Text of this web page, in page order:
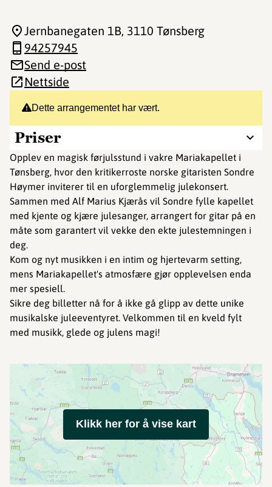
Dette arrangementet har vært.
Priser
Opplev en magisk førjulsstund i vakre Mariakapellet i
Tønsberg, hvor den kritikerroste norske gitaristen Sondre
Høymer inviterer til en uforglemmelig julekonsert.
Sammen med Alf Marius Kjærås vil Sondre fylle kapellet
med kjente og kjære julesanger, arrangert for gitar på en
måte som garantert vil vekke den ekte julestemningen i
deg.
Kom og nyt musikken i en intim og hjertevarm setting,
mens Mariakapellet's atmosfære gjør opplevelsen enda
mer spesiell.
Sikre deg billetter nå for å ikke gå glipp av dette unike
musikalske juleeventyret. Velkommen til en kveld fylt
med musikk, glede og julens magi!
Jernbanegaten 1B, 3110 Tønsberg
94257945
Send e-post
Nettside
Klikk her for å vise kart